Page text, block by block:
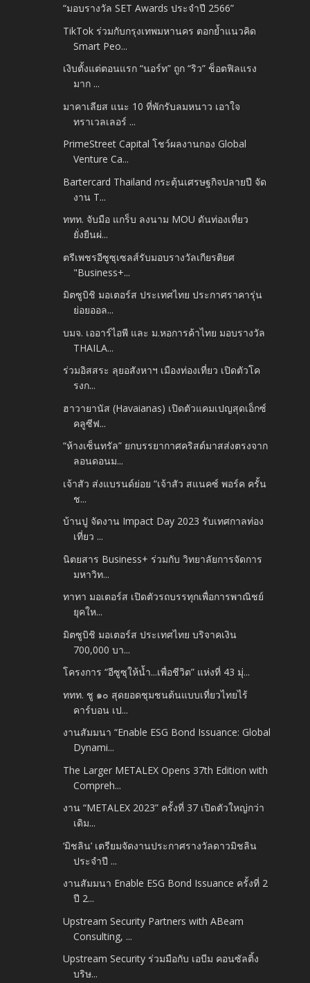
“มอบรางวัล SET Awards ประจำปี 2566”
TikTok ร่วมกับกรุงเทพมหานคร ตอกย้ำแนวคิด
Smart Peo...
เงิบตั้งแต่ตอนแรก “นอร์ท” ถูก “ริว” ช็อตฟิลแรง
มาก ...
มาคาเลียส แนะ 10 ที่พักรับลมหนาว เอาใจ
ทราเวลเลอร์ ...
PrimeStreet Capital โชว์ผลงานกอง Global
Venture Ca...
Bartercard Thailand กระตุ้นเศรษฐกิจปลายปี จัด
งาน T...
ททท. จับมือ แกร็บ ลงนาม MOU ดันท่องเที่ยว
ยั่งยืนผ่...
ตรีเพชรอีซูซุเซลส์รับมอบรางวัลเกียรติยศ
"Business+...
มิตซูบิชิ มอเตอร์ส ประเทศไทย ประกาศราคารุ่น
ย่อยออล...
บมจ. เออาร์ไอพี และ ม.หอการค้าไทย มอบรางวัล
THAILA...
ร่วมอิสสระ ลุยอสังหาฯ เมืองท่องเที่ยว เปิดตัวโค
รงก...
ฮาวายานัส (Havaianas) เปิดตัวแคมเปญสุดเอ็กซ์
คลูซีฟ...
“ห้างเซ็นทรัล” ยกบรรยากาศคริสต์มาสส่งตรงจาก
ลอนดอนม...
เจ้าสัว ส่งแบรนด์ย่อย “เจ้าสัว สแนคซ์ พอร์ค ครั้น
ช...
บ้านปู จัดงาน Impact Day 2023 รับเทศกาลท่อง
เที่ยว ...
นิตยสาร Business+ ร่วมกับ วิทยาลัยการจัดการ
มหาวิท...
ทาทา มอเตอร์ส เปิดตัวรถบรรทุกเพื่อการพาณิชย์
ยุคให...
มิตซูบิชิ มอเตอร์ส ประเทศไทย บริจาคเงิน
700,000 บา...
โครงการ “อีซูซุให้น้ำ...เพื่อชีวิต” แห่งที่ 43 มุ่...
ททท. ชู ๑๐ สุดยอดชุมชนต้นแบบเที่ยวไทยไร้
คาร์บอน เป...
งานสัมมนา “Enable ESG Bond Issuance: Global
Dynami...
The Larger METALEX Opens 37th Edition with
Compreh...
งาน “METALEX 2023” ครั้งที่ 37 เปิดตัวใหญ่กว่า
เดิม...
‘มิชลิน’ เตรียมจัดงานประกาศรางวัลดาวมิชลิน
ประจำปี ...
งานสัมมนา Enable ESG Bond Issuance ครั้งที่ 2
ปี 2...
Upstream Security Partners with ABeam
Consulting, ...
Upstream Security ร่วมมือกับ เอบีม คอนซัลติ้ง
บริษ...